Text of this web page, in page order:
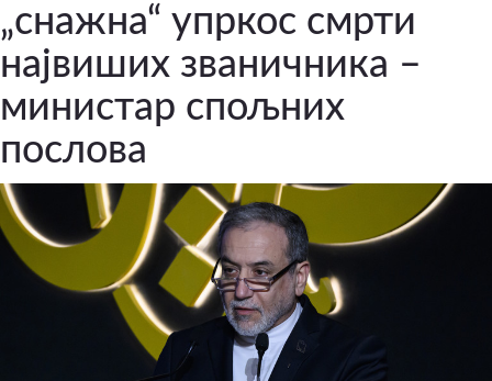
„снажна“ упркос смрти
највиших званичника –
министар спољних
послова